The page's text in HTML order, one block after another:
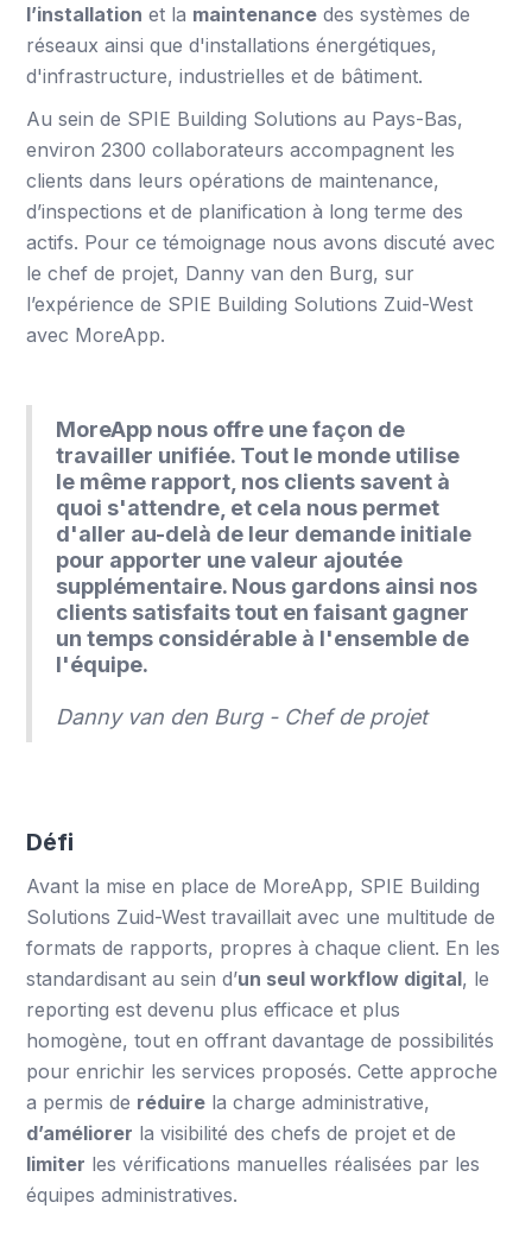
l’installation et la maintenance des systèmes de
réseaux ainsi que d'installations énergétiques,
d'infrastructure, industrielles et de bâtiment.
Au sein de SPIE Building Solutions au Pays-Bas,
environ 2300 collaborateurs accompagnent les
clients dans leurs opérations de maintenance,
d’inspections et de planification à long terme des
actifs. Pour ce témoignage nous avons discuté avec
le chef de projet, Danny van den Burg, sur
l’expérience de SPIE Building Solutions Zuid-West
avec MoreApp.
MoreApp nous offre une façon de
travailler unifiée. Tout le monde utilise
le même rapport, nos clients savent à
quoi s'attendre, et cela nous permet
d'aller au-delà de leur demande initiale
pour apporter une valeur ajoutée
supplémentaire. Nous gardons ainsi nos
clients satisfaits tout en faisant gagner
un temps considérable à l'ensemble de
l'équipe.
Danny van den Burg - Chef de projet
Défi
Avant la mise en place de MoreApp, SPIE Building
Solutions Zuid-West travaillait avec une multitude de
formats de rapports, propres à chaque client. En les
standardisant au sein d’un seul workflow digital, le
reporting est devenu plus efficace et plus
homogène, tout en offrant davantage de possibilités
pour enrichir les services proposés. Cette approche
a permis de réduire la charge administrative,
d’améliorer la visibilité des chefs de projet et de
limiter les vérifications manuelles réalisées par les
équipes administratives.